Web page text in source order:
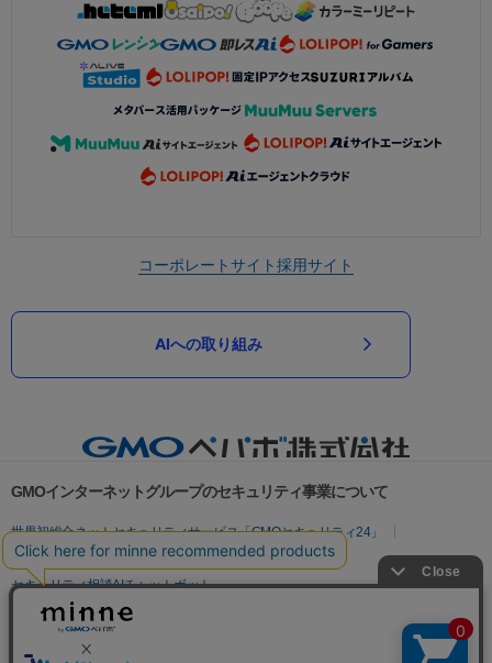
コーポレートサイト採用サイト
AIへの取り組み
GMOインターネットグループのセキュリティ事業について
世界初総合ネットセキュリティサービス「GMOセキュリティ24」
パスワード漏洩診断
Webサイトリスク診断
セキュリティ相談AIチャットボット
実在証明・盗聴対策